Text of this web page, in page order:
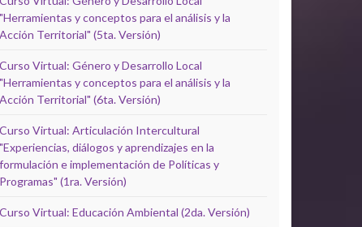
"Herramientas y conceptos para el análisis y la
Acción Territorial" (5ta. Versión)
Curso Virtual: Género y Desarrollo Local
"Herramientas y conceptos para el análisis y la
Acción Territorial" (6ta. Versión)
Curso Virtual: Articulación Intercultural
"Experiencias, diálogos y aprendizajes en la
formulación e implementación de Políticas y
Programas" (1ra. Versión)
Curso Virtual: Educación Ambiental (2da. Versión)